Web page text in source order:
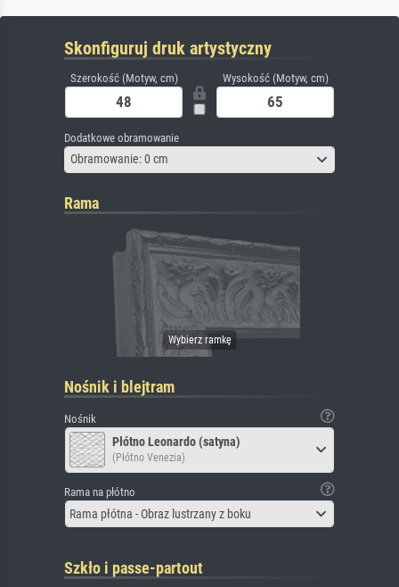
Skonfiguruj druk artystyczny
Szerokość (Motyw, cm) Wysokość (Motyw, cm)
Dodatkowe obramowanie
Obramowanie: 0 cm
Rama
Nośnik i blejtram
Nośnik
Płótno Leonardo (satyna)
(Płótno Venezia)
Rama na płótno
Rama płótna - Obraz lustrzany z boku
Szkło i passe-partout